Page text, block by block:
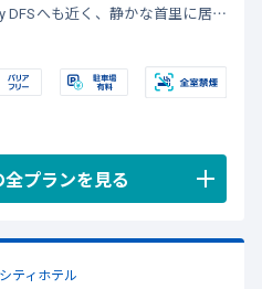
へも近く、静かな首里に居な
プランを見る
シティホテル